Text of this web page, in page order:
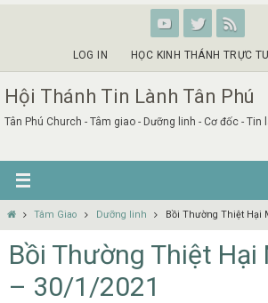
LOG IN HỌC KINH THÁNH TRỰC
Hội Thánh Tin Lành Tân Phú
Tân Phú Church - Tâm giao - Dưỡng linh - Cơ đốc - Tin
HomeTâm Giao Dưỡng linh Bồi Thường Thiệt Hại
Bồi Thường Thiệt Hại
– 30/1/2021